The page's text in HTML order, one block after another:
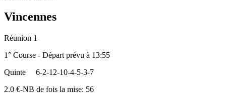
Vincennes
Réunion 1
1° Course - Départ prévu à 13:55
Quinte
6-2-12-10-4-5-3-7
2.0 €-NB de fois la mise: 56